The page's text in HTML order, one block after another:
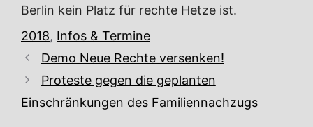
Berlin kein Platz für rechte Hetze ist.
Kategorien
2018, Infos & Termine
Demo Neue Rechte versenken!
Proteste gegen die geplanten
Einschränkungen des Familiennachzugs